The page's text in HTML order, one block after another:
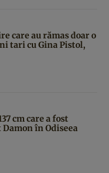
care au rămas doar o
tari cu Gina Pistol,
cm care a fost
în Odiseea